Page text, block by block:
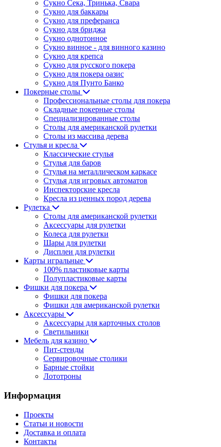
Сукно Сека, Тринька, Свара
Сукно для баккары
Сукно для преферанса
Сукно для бриджа
Сукно однотонное
Сукно винное - для винного казино
Сукно для крепса
Сукно для русского покера
Сукно для покера оазис
Сукно для Пунто Банко
Покерные столы
Профессиональные столы для покера
Складные покерные столы
Специализированные столы
Столы для американской рулетки
Столы из массива дерева
Стулья и кресла
Классические стулья
Стулья для баров
Стулья на металлическом каркасе
Стулья для игровых автоматов
Инспекторские кресла
Кресла из ценных пород дерева
Рулетка
Столы для американской рулетки
Аксессуары для рулетки
Колеса для рулетки
Шары для рулетки
Дисплеи для рулетки
Карты игральные
100% пластиковые карты
Полупластиковые карты
Фишки для покера
Фишки для покера
Фишки для американской рулетки
Аксессуары
Аксессуары для карточных столов
Светильники
Мебель для казино
Пит-стенды
Сервировочные столики
Барные стойки
Лототроны
Информация
Проекты
Статьи и новости
Доставка и оплата
Контакты